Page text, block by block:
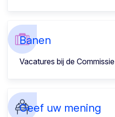
Banen
Vacatures bij de Commissie
Geef uw mening